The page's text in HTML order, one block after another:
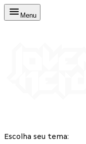
Menu
Escolha seu tema: